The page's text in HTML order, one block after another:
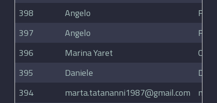
398
Angelo
397
Angelo
396
Marina Yaret
395
Daniele
Dal
394
marta.tatananni1987@gmail.com